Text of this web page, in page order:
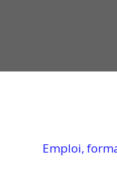
Emploi,